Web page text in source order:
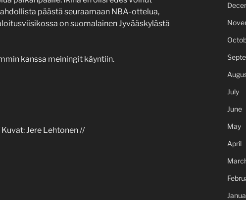
päästä seuraamaan NBA-ottelua,
on suomalainen Jyvääskylästä
kanssa meiningit käyntiin.
Jere Lehtonen //
July
June
May
April